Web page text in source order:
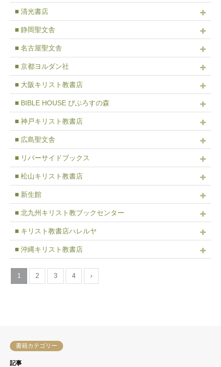
■ 清光書店
■ 静岡聖文舎
■ 名古屋聖文舎
■ 京都ヨルダン社
■ 大阪キリスト教書店
■ BIBLE HOUSE びぶろすの森
■ 神戸キリスト教書店
■ 広島聖文舎
■ リバーサイドブックス
■ 松山キリスト教書店
■ 新生館
■ 北九州キリスト教ブックセンター
■ キリスト教書店ハレルヤ
■ 沖縄キリスト教書店
1 2 3 4 ›
書籍カテゴリー
記事